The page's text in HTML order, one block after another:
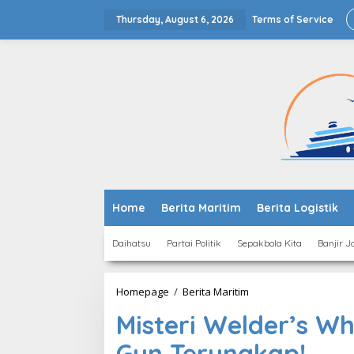
Thursday, August 6, 2026 Terms of Service
Home Berita Maritim Berita Logistik
Daihatsu Partai Politik Sepakbola Kita Banjir
Homepage / Berita Maritim
Whip
and
Painter’s
Misteri Welder’s